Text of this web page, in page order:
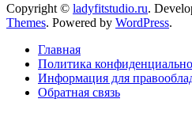
Copyright © ladyfitstudio.ru.
Themes. Powered by WordPress.
Главная
Политика
Информация для
Обратная связь